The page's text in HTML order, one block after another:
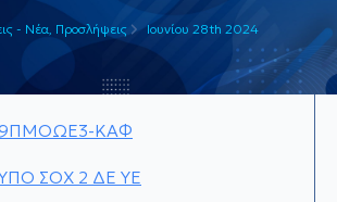
- Νέα Προσλήψεις Ιουνίου 28th 2024
9ΠΜΟΩΕ3-ΚΑΦ
ΣΟΧ 2 ΔΕ ΥΕ